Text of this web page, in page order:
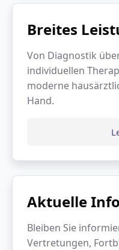
Breites
Von Diagnostik
individuellen
moderne
Hand.
Aktuelle
Bleiben Sie
Vertretungen,